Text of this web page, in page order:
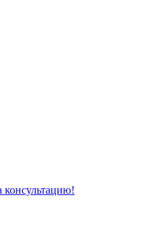
консультацию!